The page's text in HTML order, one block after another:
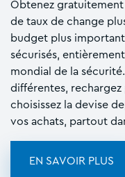
Obtenez
de taux de change
budget plus
sécurisés,
mondial de la
différentes,
choisissez la devise
vos achats, partout
EN SAVOIR PLUS